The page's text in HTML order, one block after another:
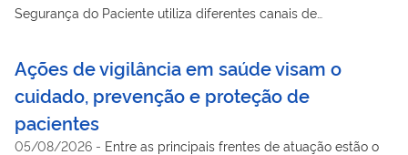
Segurança do Paciente utiliza diferentes canais de
prevenção de eventos adversos.
Ações de vigilância em saúde visam o
cuidado, prevenção e proteção de
pacientes
05/08/2026 - Entre as principais frentes de atuação estão o